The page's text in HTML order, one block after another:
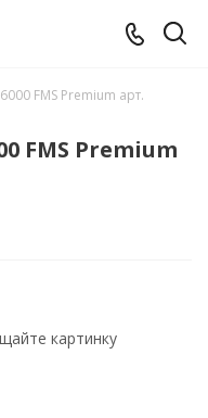
FMS Premium арт.
FMS Premium
картинку